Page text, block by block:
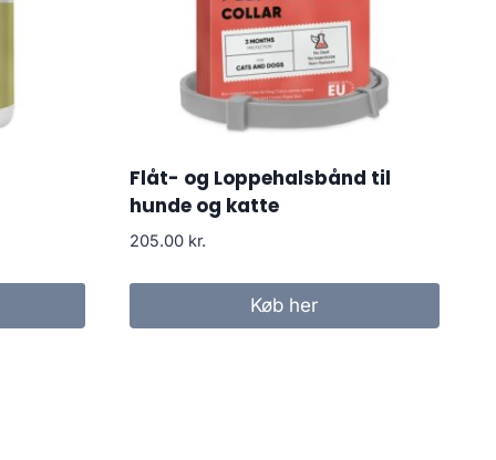
Flåt- og Loppehalsbånd til
hunde og katte
205.00 kr.
Køb her